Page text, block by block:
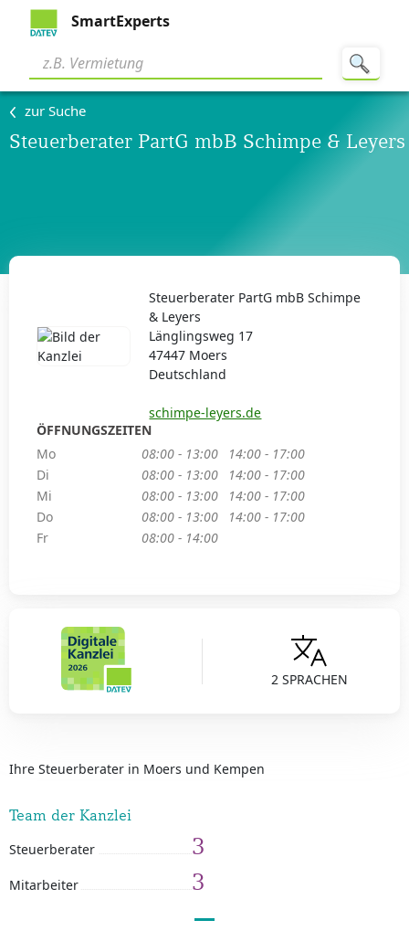
SmartExperts
zur Suche
Steuerberater PartG mbB Schimpe & Leyers
2 SPRACHEN
Ihre Steuerberater in Moers und Kempen
Team der Kanzlei
Steuerberater 3
Mitarbeiter 3
Steuerberater PartG mbB Schimpe
& Leyers
Länglingsweg 17
47447 Moers
Deutschland
schimpe-leyers.de
ÖFFNUNGSZEITEN
Mo
08:00 - 13:00
14:00 - 17:00
Di
08:00 - 13:00
14:00 - 17:00
Mi
08:00 - 13:00
14:00 - 17:00
Do
08:00 - 13:00
14:00 - 17:00
Fr
08:00 - 14:00